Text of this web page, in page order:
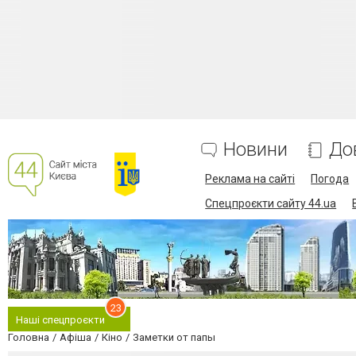
Новини
Реклама на сайті
Погода
Спецпроєкти сайту 44.ua
Наші спецпроєкти
23
Головна Афіша Кіно Заметки от папы